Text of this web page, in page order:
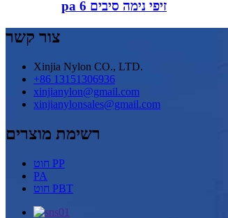
pa 6 זיפי נימה סיבים
צור קשר
Xinjia Nylon CO., LTD.
+86 13151306936
xinjianylon@gmail.com
xinjianylonsales@gmail.com
רשימת מוצרים
חוט PP
PA
חוט PBT